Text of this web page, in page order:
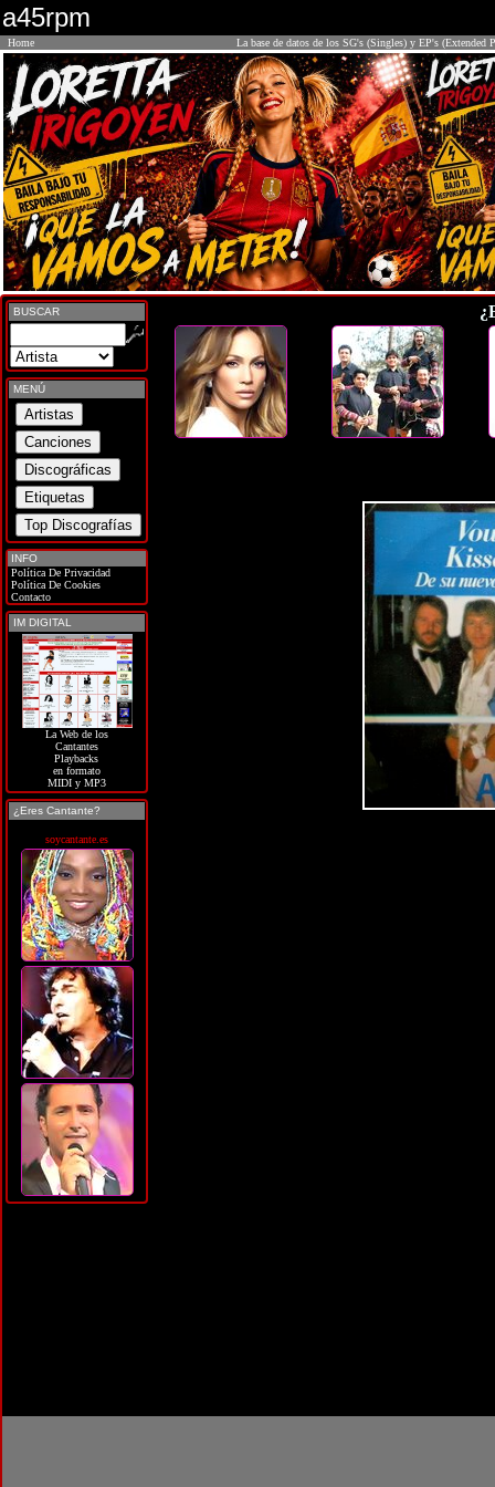
a45rpm
Home La base de datos de los SG's (Singles) y EP's (Extended
BUSCAR
MENÚ
INFO
Política De Privacidad
Política De Cookies
Contacto
IM DIGITAL
La Web de los
Cantantes
Playbacks
en formato
MIDI y MP3
¿Eres Cantante?
soycantante.es